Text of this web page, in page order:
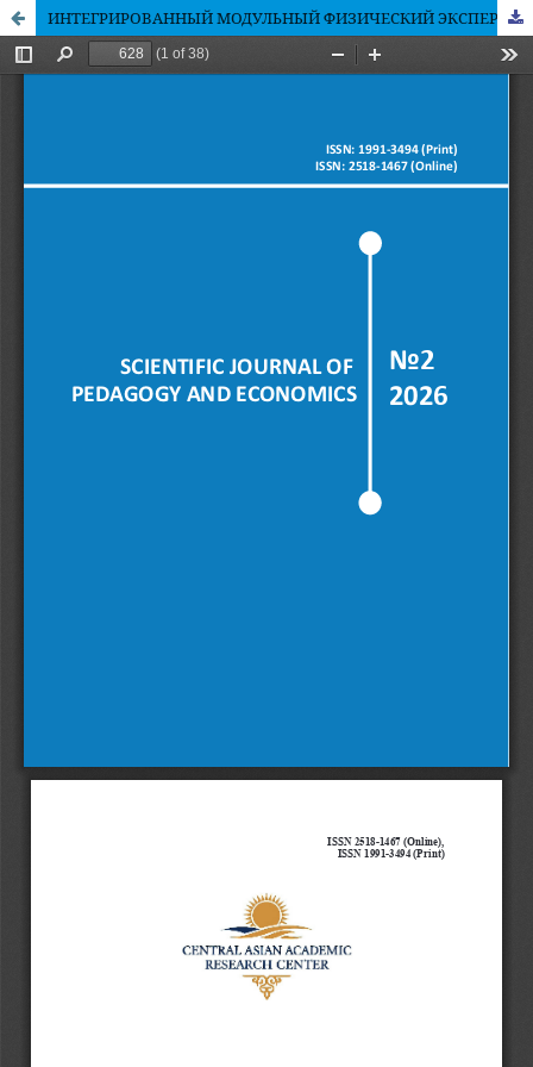
ИНТЕГРИРОВАННЫЙ МОДУЛЬНЫЙ ФИЗИЧЕСКИЙ ЭКСПЕРИМЕНТ КАК СРЕДСТВО ОРГАНИЗАЦИИ ЭКСПЕРИМЕНТАЛЬНОЙ ДЕЯТЕЛЬНОСТИ УЧАЩИХСЯ В СРЕДНЕЙ ШКОЛЕ